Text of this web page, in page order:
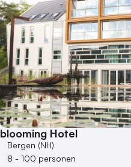
blooming Hotel
Bergen (NH)
8 - 100 personen